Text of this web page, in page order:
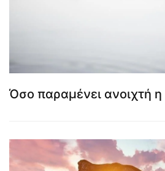
Όσο παραμένει ανοιχτή